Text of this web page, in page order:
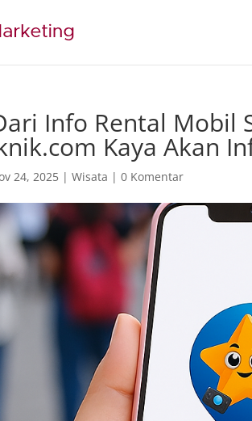
Info Rental Mobil
Kaya Akan
24, 2025 |Wisata |0 Komentar